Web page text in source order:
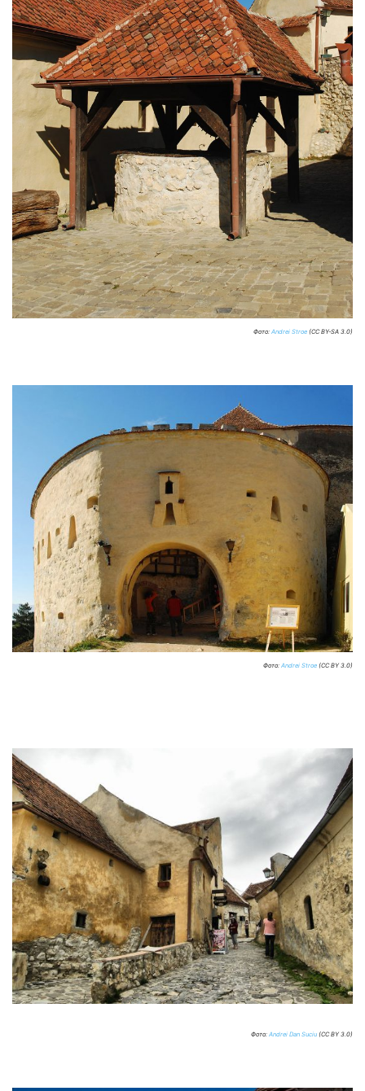
Фото: Andrei Stroe (CC BY-SA 3.0)
Фото: Andrei Stroe (CC BY 3.0)
Фото: Andrei Dan Suciu (CC BY 3.0)